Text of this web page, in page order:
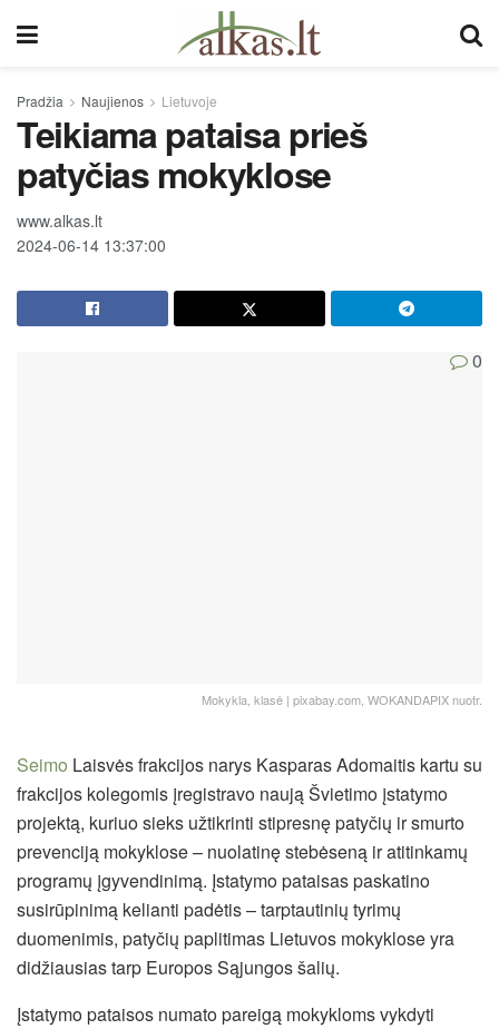
Pradžia Naujienos Lietuvoje
Teikiama pataisa prieš
patyčias mokyklose
www.alkas.lt
2024-06-14 13:37:00
0
Mokykla, klasė | pixabay.com, WOKANDAPIX nuotr.
Seimo Laisvės frakcijos narys Kasparas Adomaitis kartu su
frakcijos kolegomis įregistravo naują Švietimo įstatymo
projektą, kuriuo sieks užtikrinti stipresnę patyčių ir smurto
prevenciją mokyklose – nuolatinę stebėseną ir atitinkamų
programų įgyvendinimą. Įstatymo pataisas paskatino
susirūpinimą kelianti padėtis – tarptautinių tyrimų
duomenimis, patyčių paplitimas Lietuvos mokyklose yra
didžiausias tarp Europos Sąjungos šalių.
Įstatymo pataisos numato pareigą mokykloms vykdyti